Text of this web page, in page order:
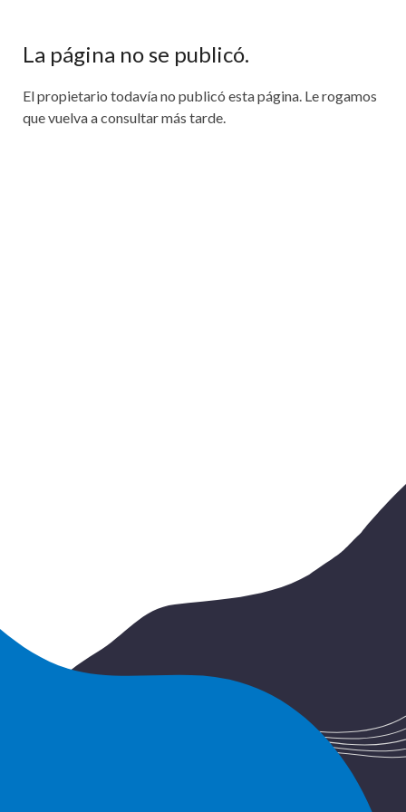
La página no se publicó.
El propietario todavía no publicó esta página. Le rogamos
que vuelva a consultar más tarde.